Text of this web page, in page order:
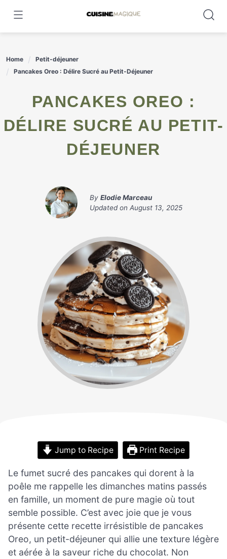
content
Home
Petit-déjeuner
Pancakes Oreo : Délire Sucré au Petit-Déjeuner
PANCAKES OREO :
DÉLIRE SUCRÉ AU PETIT-
DÉJEUNER
By Elodie Marceau
Updated on August 13, 2025
Jump to Recipe Print Recipe
Le fumet sucré des pancakes qui dorent à la
poêle me rappelle les dimanches matins passés
en famille, un moment de pure magie où tout
semble possible. C’est avec joie que je vous
présente cette recette irrésistible de pancakes
Oreo, un petit-déjeuner qui allie une texture légère
et aérée à la saveur riche du chocolat. Non